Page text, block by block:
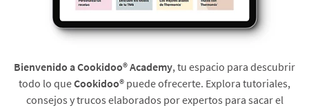
Bienvenido a Cookidoo® Academy, tu espacio para descubrir
todo lo queCookidoo® puede ofrecerte. Explora tutoriales,
consejos y trucos elaborados por expertos para sacar el